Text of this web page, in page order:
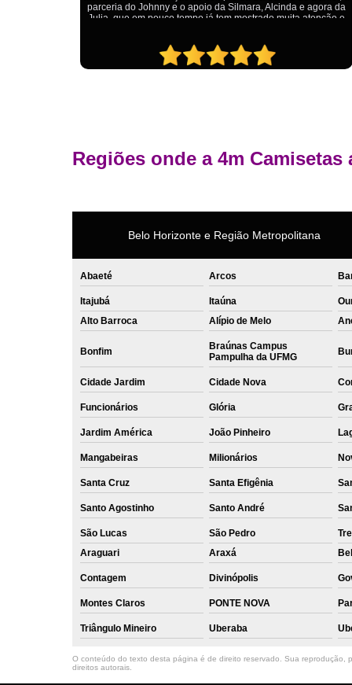
Regiões onde a 4m Camisetas
Belo Horizonte e Região Metropolitana
Abaeté Arcos
Itajubá Itaúna
Alto Barroca
Alípio de Melo
Bonfim
Braúnas Campus
Pampulha da UFMG
Cidade Jardim Cidade Nova
Funcionários Glória
Jardim América João Pinheiro
Mangabeiras Milionários
Santa Cruz Santa Efigênia
Santo Agostinho Santo André
São Lucas São Pedro
Araguari
Araxá
Contagem Divinópolis
Montes Claros PONTE NOVA
Triângulo Mineiro Uberaba
O conteúdo do texto desta página é de direito reservado. Sua reprodução,
direitos autorais